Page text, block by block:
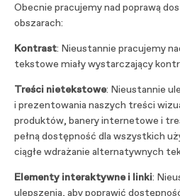
Obecnie pracujemy nad poprawą
obszarach:
Kontrast: Nieustannie pracujemy
tekstowe miały wystarczający
Treści nietekstowe: Nieustannie
i prezentowania naszych treści
produktów, banery internetowe i
pełną dostępność dla wszystkich
ciągłe wdrażanie alternatywnych
Elementy interaktywne i linki:
ulepszenia, aby poprawić